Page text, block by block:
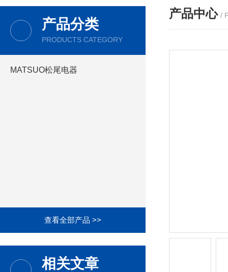
产品分类
PRODUCTS CATEGORY
MATSUO松尾电器
查看全部产品 >>
相关文章
产品中心 /